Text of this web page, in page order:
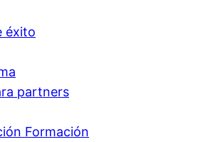
éxito
partners
Formación